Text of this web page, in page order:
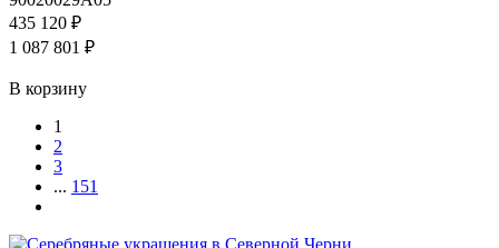
435 120 ₽
1 087 801 ₽
В корзину
1
2
3
... 151